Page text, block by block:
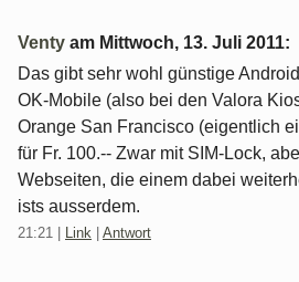
Venty am Mittwoch, 13. Juli 2011:
Das gibt sehr wohl günstige
OK-Mobile (also bei den Valora
Orange San Francisco (eigentlich
für Fr. 100.-- Zwar mit SIM-Lock,
Webseiten, die einem dabei
ists ausserdem.
21:21 Link Antwort